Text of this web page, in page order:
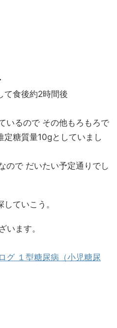
て食後約2時間後
いるので その他もろもろで
定糖質量10gとしていまし
ので だいたい予定通りでし
ていこう。
います。